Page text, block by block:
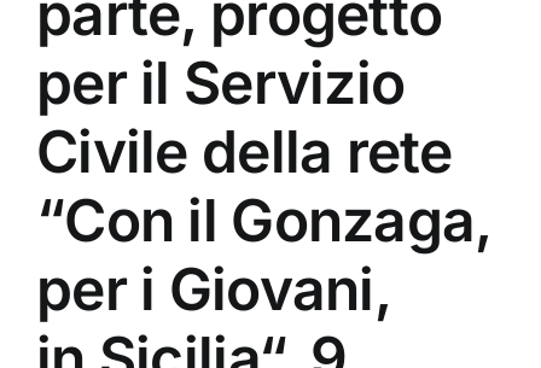
per il Servizio
Civile della rete
“Con il Gonzaga,
per i Giovani,